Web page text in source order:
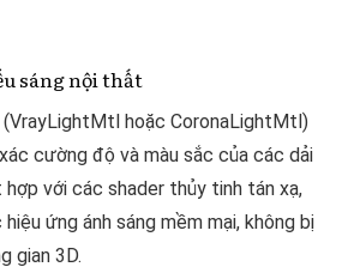
sáng nội thất
hoặc CoronaLightMtl)
cường độ và màu sắc của các dải
với các shader thủy tinh tán xạ,
ứng ánh sáng mềm mại, không bị
gian 3D.